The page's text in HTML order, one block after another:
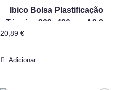
Ibico Bolsa Plastificação
Térmica 303x426mm A3 80
microns Cx100un
20,89 €
Adicionar